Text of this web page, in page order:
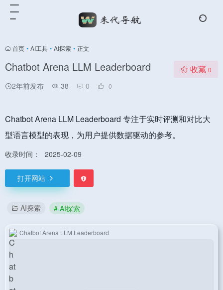
首页 • AI工具 • AI探索 • 正文
Chatbot Arena LLM Leaderboard
2年前发布 38 0 0
收藏 0
Chatbot Arena LLM Leaderboard 专注于实时评测和对比大
型语言模型的表现，为用户提供数据驱动的参考。
收录时间： 2025-02-09
打开网站
AI探索 # AI探索
Chatbot Arena LLM Leaderboard